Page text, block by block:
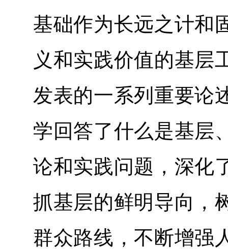
基础作为长远之计和
义和实践价值的基层
发表的一系列重要论
学回答了什么是基层
论和实践问题，深化
抓基层的鲜明导向，
群众路线，不断增强